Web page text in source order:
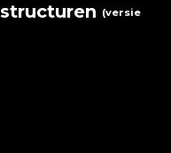
(versie